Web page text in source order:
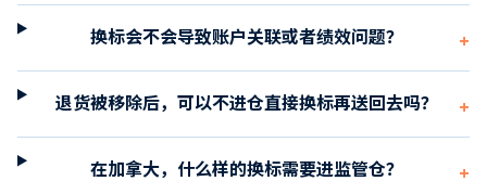
换标会不会导致账户关联或者绩效问题？ +
退货被移除后，可以不进仓直接换标再送回去吗？ +
在加拿大，什么样的换标需要进监管仓？ +